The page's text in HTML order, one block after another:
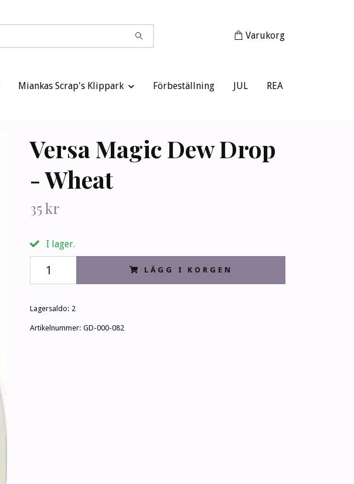
Varukorg
Miankas Scrap's Klippark Förbeställning JUL
REA
Versa Magic Dew Drop
- Wheat
35 kr
I lager.
LÄGG I KORGEN
Lagersaldo: 2
Artikelnummer: GD-000-082